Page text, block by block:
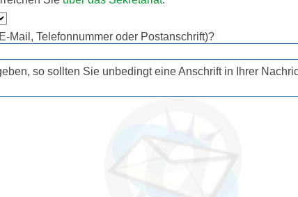
Mail, Telefonnummer oder Postanschrift)?
so sollten Sie unbedingt eine Anschrift in Ihrer